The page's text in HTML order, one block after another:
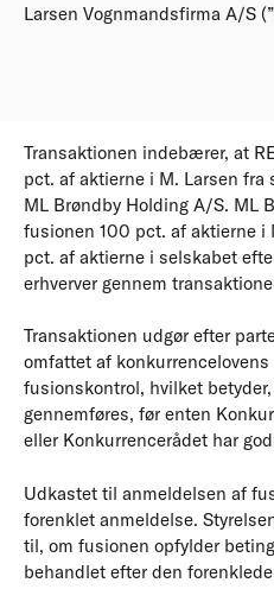
Larsen Vognmandsfirma A/S
Transaktionen indebærer, at
pct. af aktierne i M. Larsen
ML Brøndby Holding A/S. ML
fusionen 100 pct. af aktierne i
pct. af aktierne i selskabet
erhverver gennem
Transaktionen udgør efter
omfattet af
fusionskontrol, hvilket
gennemføres, før enten
eller Konkurrencerådet har
Udkastet til anmeldelsen af
forenklet anmeldelse.
til, om fusionen opfylder
behandlet efter den